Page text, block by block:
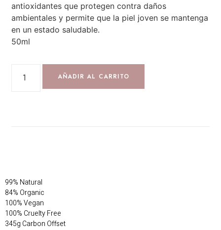
antioxidantes que protegen contra daños
ambientales y permite que la piel joven se mantenga
en un estado saludable.
50ml
AÑADIR AL CARRITO
99% Natural
84% Organic
100% Vegan
100% Cruelty Free
345g Carbon Offset